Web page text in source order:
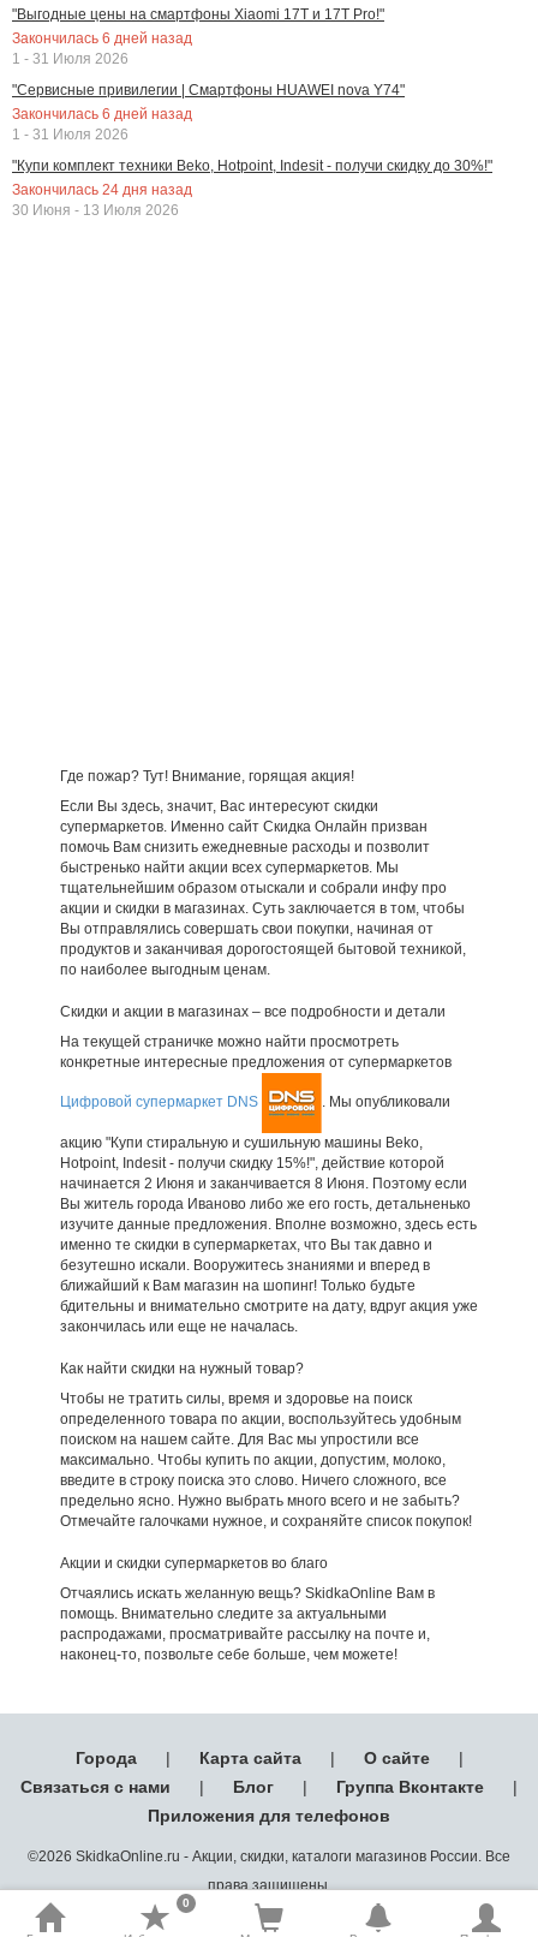
"Выгодные цены на смартфоны Xiaomi 17T и 17T Pro!"
Закончилась 6 дней назад
1 - 31 Июля 2026
"Сервисные привилегии | Смартфоны HUAWEI nova Y74"
Закончилась 6 дней назад
1 - 31 Июля 2026
"Купи комплект техники Beko, Hotpoint, Indesit - получи скидку до 30%!"
Закончилась 24 дня назад
30 Июня - 13 Июля 2026
Где пожар? Тут! Внимание, горящая акция!
Если Вы здесь, значит, Вас интересуют скидки
супермаркетов. Именно сайт Скидка Онлайн призван
помочь Вам снизить ежедневные расходы и позволит
быстренько найти акции всех супермаркетов. Мы
тщательнейшим образом отыскали и собрали инфу про
акции и скидки в магазинах. Суть заключается в том, чтобы
Вы отправлялись совершать свои покупки, начиная от
продуктов и заканчивая дорогостоящей бытовой техникой,
по наиболее выгодным ценам.
Скидки и акции в магазинах – все подробности и детали
На текущей страничке можно найти просмотреть
конкретные интересные предложения от супермаркетов
Цифровой супермаркет DNS . Мы опубликовали
акцию "Купи стиральную и сушильную машины Beko,
Hotpoint, Indesit - получи скидку 15%!", действие которой
начинается 2 Июня и заканчивается 8 Июня. Поэтому если
Вы житель города Иваново либо же его гость, детальненько
изучите данные предложения. Вполне возможно, здесь есть
именно те скидки в супермаркетах, что Вы так давно и
безутешно искали. Вооружитесь знаниями и вперед в
ближайший к Вам магазин на шопинг! Только будьте
бдительны и внимательно смотрите на дату, вдруг акция уже
закончилась или еще не началась.
Как найти скидки на нужный товар?
Чтобы не тратить силы, время и здоровье на поиск
определенного товара по акции, воспользуйтесь удобным
поиском на нашем сайте. Для Вас мы упростили все
максимально. Чтобы купить по акции, допустим, молоко,
введите в строку поиска это слово. Ничего сложного, все
предельно ясно. Нужно выбрать много всего и не забыть?
Отмечайте галочками нужное, и сохраняйте список покупок!
Акции и скидки супермаркетов во благо
Отчаялись искать желанную вещь? SkidkaOnline Вам в
помощь. Внимательно следите за актуальными
распродажами, просматривайте рассылку на почте и,
наконец-то, позвольте себе больше, чем можете!
Города | Карта сайта | О сайте
|
Связаться с нами
| Блог | Группа Вконтакте
|
Приложения для телефонов
©2026 SkidkaOnline.ru - Акции, скидки, каталоги магазинов России. Все
права защищены.
0